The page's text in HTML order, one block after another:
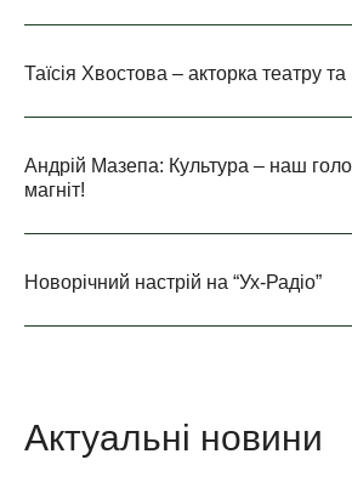
Таїсія Хвостова – акторка театру та
Андрій Мазепа: Культура – наш
магніт!
Новорічний настрій на “Ух-Радіо”
Актуальні новини